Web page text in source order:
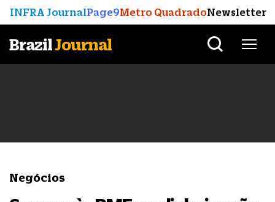
INFRA JournalPage9Metro QuadradoNewsletter
BrazilJournal
Negócios